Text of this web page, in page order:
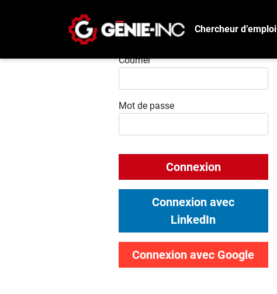
Chercheur d’emploi
Connexion
Courriel
Mot de passe
Connexion
Connexion avec
LinkedIn
Connexion avec Google